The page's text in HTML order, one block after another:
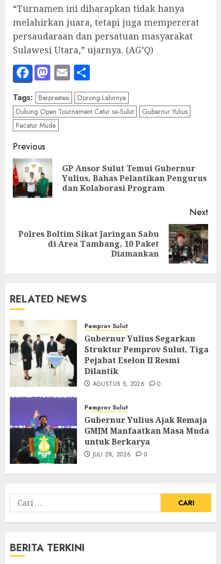
“Turnamen ini diharapkan tidak hanya
melahirkan juara, tetapi juga mempererat
persaudaraan dan persatuan masyarakat
Sulawesi Utara,” ujarnya. (AG’Q)
Facebook
Mastodon
Email
Tags: Berprestasi
Dorong Lahirnya
Dukung Open Tournament Catur se-Sulut
Gubernur Yulius
Pecatur Muda
Post
navigation
Previous
GP Ansor Sulut Temui Gubernur
Yulius, Bahas Pelantikan Pengurus
dan Kolaborasi Program
Next
Next
Polres Boltim Sikat Jaringan Sabu
di Area Tambang, 10 Paket
Diamankan
RELATED NEWS
Pemprov Sulut
Gubernur Yulius Segarkan
Struktur Pemprov Sulut, Tiga
Pejabat Eselon II Resmi
Dilantik
AGUSTUS 5, 2026 0
Pemprov Sulut
Gubernur Yulius Ajak Remaja
GMIM Manfaatkan Masa Muda
untuk Berkarya
JULI 28, 2026 0
Cari
untuk:
BERITA TERKINI